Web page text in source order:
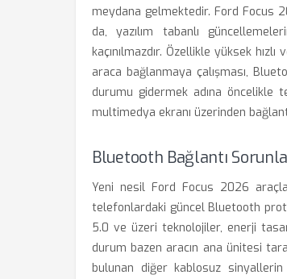
meydana gelmektedir. Ford Focus
da, yazılım tabanlı
kaçınılmazdır. Özellikle yüksek
araca bağlanmaya çalışması,
durumu gidermek adına
multimedya ekranı üzerinden
Bluetooth Bağlantı
Yeni nesil Ford Focus 2026
telefonlardaki güncel Bluetooth
5.0 ve üzeri teknolojiler, enerji
durum bazen aracın ana ünitesi
bulunan diğer kablosuz